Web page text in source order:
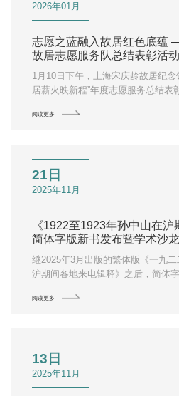
2026年01月
志愿之蓝融入故居红色底蕴
故居志愿服务队总结表彰活
1月10日下午，上海宋庆龄故居纪
居薪火映新程”年度志愿服务总结表
了“故居蓝”志愿服务队这一年来的点
计，2025年共901人次志愿者走进故
小时。他们不仅是历史的讲述者，
与岁月之间架起一座座真诚的桥梁。
阅读更多
21日
2025年11月
《1922至1923年孙中山在沪
简体字版新书发布暨学术沙
继2025年3月出版的繁体版《一九
沪期间各地来电辑释》之后，简体
的简体字版新书发布暨学术沙龙，
科学院近代史研究所研究员徐涛、
民、中国社会科学院近代史研究所
会，诸位专家学者分别从这套书的
传播等方面做了发言。市孙中山宋
阅读更多
13日
2025年11月